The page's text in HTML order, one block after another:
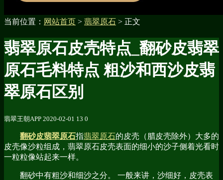
当前位置： 网站首页 > 翡翠原石 > 正文
翡翠原石皮壳特点_翻砂皮翡翠
原石毛料特点 粗沙和西沙皮翡
翠原石区别
翡翠王朝APP 2020-02-01 13 0
翻砂皮翡翠原石指翡翠原石的皮壳（腊皮壳除外）大多的
皮壳像沙粒组成，翡翠原石皮壳表面的细小的沙子侧着光看时
一粒粒像站起来一样。
翻砂中有粗沙和细沙之分。 一般来讲，沙细好，皮壳表